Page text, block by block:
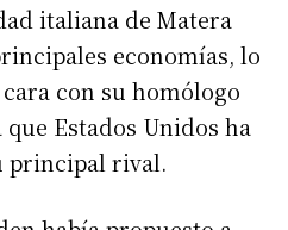
italiana de Matera
economías, lo
con su homólogo
Estados Unidos ha
principal rival.